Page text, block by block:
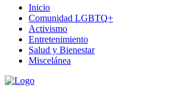
Inicio
Comunidad LGBTQ+
Activismo
Entretenimiento
Salud y Bienestar
Miscelánea